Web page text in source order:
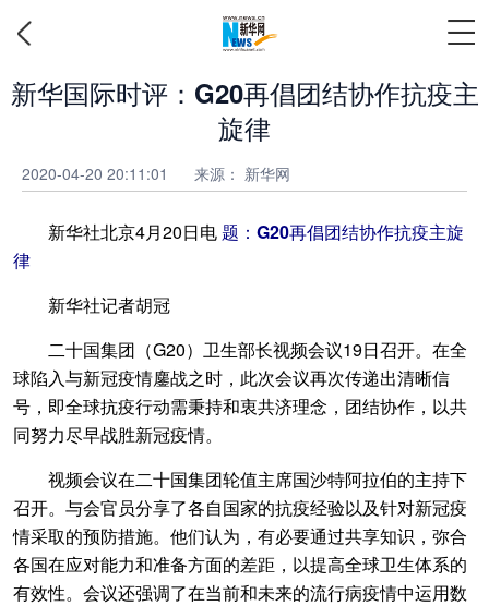
新华国际时评：G20再倡团结协作抗疫主
旋律
2020-04-20 20:11:01 来源： 新华网
新华社北京4月20日电题：G20再倡团结协作抗疫主旋
律
新华社记者胡冠
二十国集团（G20）卫生部长视频会议19日召开。在全
球陷入与新冠疫情鏖战之时，此次会议再次传递出清晰信
号，即全球抗疫行动需秉持和衷共济理念，团结协作，以共
同努力尽早战胜新冠疫情。
视频会议在二十国集团轮值主席国沙特阿拉伯的主持下
召开。与会官员分享了各自国家的抗疫经验以及针对新冠疫
情采取的预防措施。他们认为，有必要通过共享知识，弥合
各国在应对能力和准备方面的差距，以提高全球卫生体系的
有效性。会议还强调了在当前和未来的流行病疫情中运用数